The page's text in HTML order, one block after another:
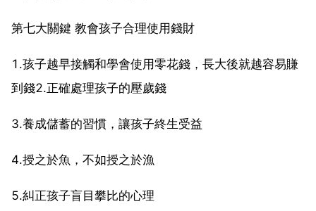
第七大關鍵 教會孩子合理使用錢財
1.孩子越早接觸和學會使用零花錢，長大後就越容易賺
到錢2.正確處理孩子的壓歲錢
3.養成儲蓄的習慣，讓孩子終生受益
4.授之於魚，不如授之於漁
5.糾正孩子盲目攀比的心理